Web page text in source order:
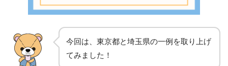
今回は、東京都と埼玉県の一例を取り上げ
てみました！